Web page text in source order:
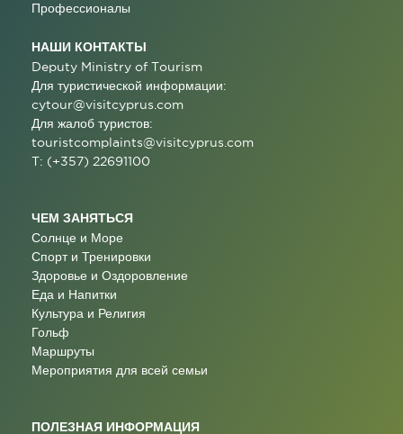
Профессионалы
НАШИ КОНТАКТЫ
Deputy Ministry of Tourism
Для туристической информации:
cytour@visitcyprus.com
Для жалоб туристов:
touristcomplaints@visitcyprus.com
T: (+357) 22691100
ЧЕМ ЗАНЯТЬСЯ
Солнце и Море
Спорт и Тренировки
Здоровье и Оздоровление
Еда и Напитки
Культура и Религия
Гольф
Маршруты
Мероприятия для всей семьи
ПОЛЕЗНАЯ ИНФОРМАЦИЯ